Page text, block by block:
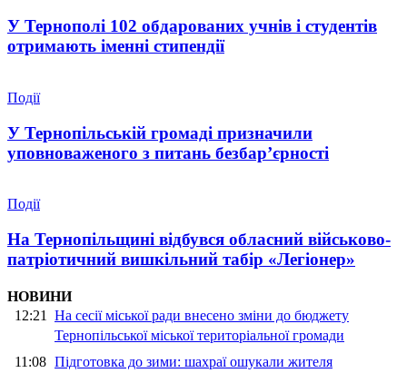
У Тернополі 102 обдарованих учнів і студентів
отримають іменні стипендії
Події
У Тернопільській громаді призначили
уповноваженого з питань безбар’єрності
Події
На Тернопільщині відбувся обласний військово-
патріотичний вишкільний табір «Легіонер»
НОВИНИ
12:21 На сесії міської ради внесено зміни до бюджету
Тернопільської міської територіальної громади
11:08 Підготовка до зими: шахраї ошукали жителя